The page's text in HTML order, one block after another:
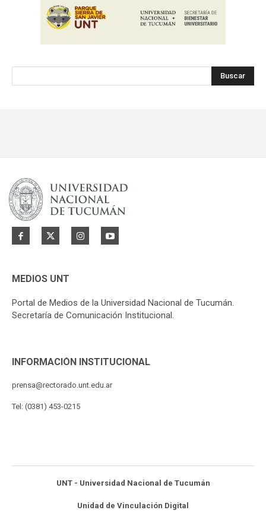
Buscar
MEDIOS UNT
Portal de Medios de la Universidad Nacional de Tucumán.
Secretaría de Comunicación Institucional.
INFORMACIÓN INSTITUCIONAL
prensa@rectorado.unt.edu.ar
Tel: (0381) 453-0215
UNT - Universidad Nacional de Tucumán
Unidad de Vinculación Digital